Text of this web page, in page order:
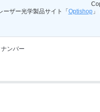
ーザー光学製品サイト「 Optishop」
ンバー